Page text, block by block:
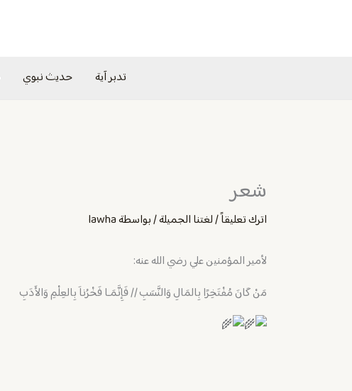
تدبر آية حديث نبوي
شعر
اترك تعليقاً/لغتنا الجميلة/ بواسطةlawha
لأمير المؤمنين علي رضي الله عنه:
مَنْ كَانَ مُفْتَخِرًا بِالمَالِ وَالنَّسَبِ // فَإِنَّمَـا فَخْرُناَ بِالعِلْمِ وَالأَدَبِ